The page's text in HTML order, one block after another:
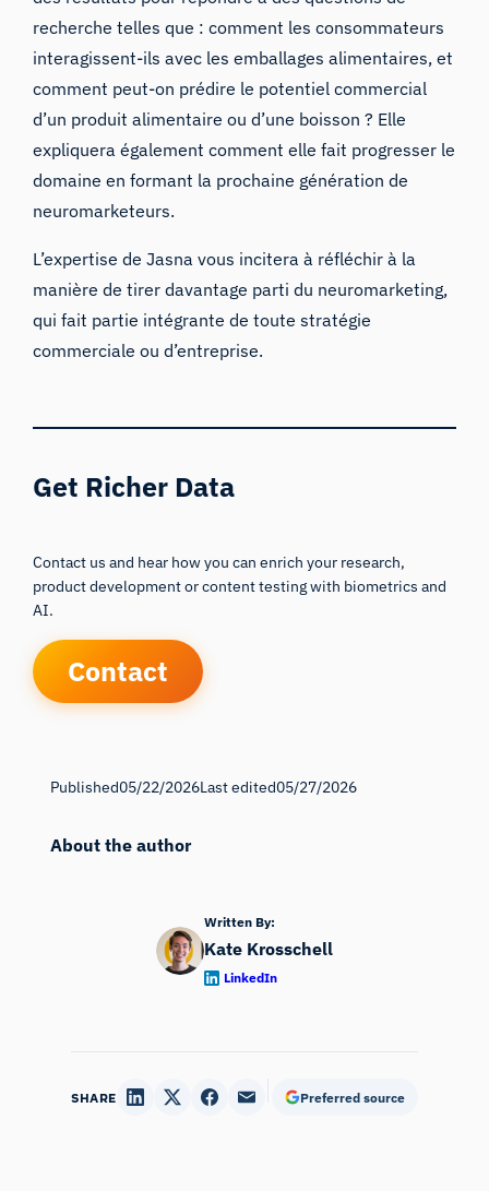
recherche telles que : comment les consommateurs
interagissent-ils avec les emballages alimentaires, et
comment peut-on prédire le potentiel commercial
d’un produit alimentaire ou d’une boisson ? Elle
expliquera également comment elle fait progresser le
domaine en formant la prochaine génération de
neuromarketeurs.
L’expertise de Jasna vous incitera à réfléchir à la
manière de tirer davantage parti du neuromarketing,
qui fait partie intégrante de toute stratégie
commerciale ou d’entreprise.
Get Richer Data
Contact us and hear how you can enrich your research,
product development or content testing with biometrics and
AI.
Contact
Published05/22/2026Last edited05/27/2026
About the author
Written By:
Kate Krosschell
LinkedIn
SHARE Preferred source